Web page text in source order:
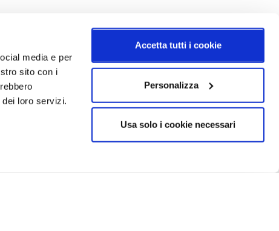
media e per
sito con i
loro servizi.
Accetta tutti i cookie
Personalizza
Usa solo i cookie necessari